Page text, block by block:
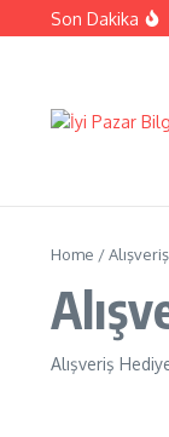
İçeriğe atlaSon Dakika
Home /
Alışveriş